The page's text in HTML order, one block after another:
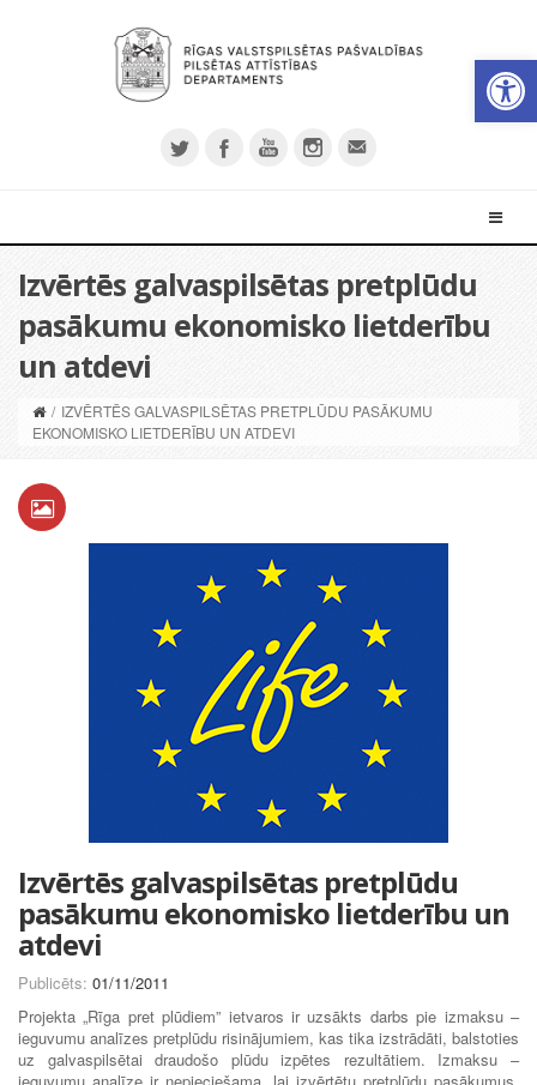
Izvērtēs galvaspilsētas pretplūdu
pasākumu ekonomisko lietderību
un atdevi
/ IZVĒRTĒS GALVASPILSĒTAS PRETPLŪDU PASĀKUMU
EKONOMISKO LIETDERĪBU UN ATDEVI
Izvērtēs galvaspilsētas pretplūdu
pasākumu ekonomisko lietderību un
atdevi
Publicēts: 01/11/2011
Projekta „Rīga pret plūdiem” ietvaros ir uzsākts darbs pie izmaksu –
ieguvumu analīzes pretplūdu risinājumiem, kas tika izstrādāti, balstoties
uz galvaspilsētai draudošo plūdu izpētes rezultātiem. Izmaksu –